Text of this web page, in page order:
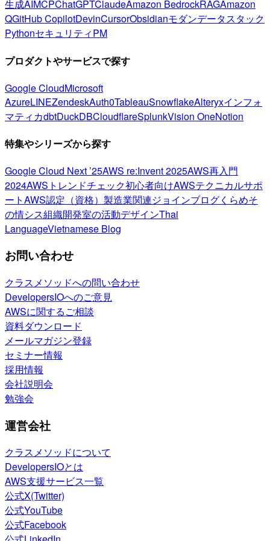
生成AIMCPChatGPTClaudeAmazon BedrockRAGAmazon
QGitHub CopilotDevinCursorObsidianモダンデータスタック
PythonセキュリティPM
プロダクトやサービスで探す
Google CloudMicrosoft
AzureLINEZendeskAuth0TableauSnowflakeAlteryxインフォ
マティカdbtDuckDBCloudflareSplunkVision OneNotion
特集やシリーズから探す
Google Cloud Next ’25AWS re:Invent 2025AWS再入門
2024AWSトレンドチェック初心者向けAWSテクニカルサポ
ートAWS認定（資格） 製造業関連ジョインブログくらめそ
の情シス組織開発室の活動デザインThai
LanguageVietnamese Blog
お問い合わせ
クラスメソッドへの問い合わせ
DevelopersIOへのご意見
AWSに関するご相談
資料ダウンロード
メールマガジン登録
セミナー情報
採用情報
会社説明会
勉強会
運営会社
クラスメソッドについて
DevelopersIOとは
AWS支援サービス一覧
公式X(Twitter)
公式YouTube
公式Facebook